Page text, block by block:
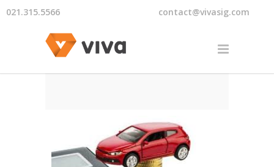
021.315.5566 contact@vivasig.com